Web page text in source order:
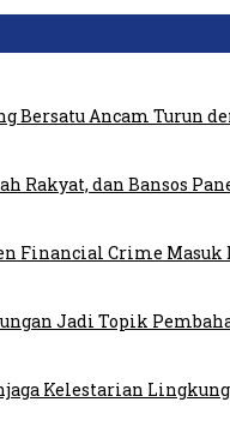
Bersatu Ancam Turun
Rakyat, dan Bansos
Financial Crime Masuk
Jadi Topik
Kelestarian